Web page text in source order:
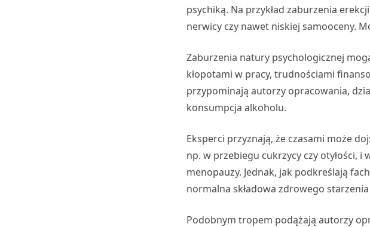
psychiką. Na przykład zaburzenia
nerwicy czy nawet niskiej samooceny.
Zaburzenia natury psychologicznej
kłopotami w pracy, trudnościami
przypominają autorzy opracowania,
konsumpcja alkoholu.
Eksperci przyznają, że czasami może
np. w przebiegu cukrzycy czy otyłości,
menopauzy. Jednak, jak podkreślają
normalna składowa zdrowego
Podobnym tropem podążają autorzy